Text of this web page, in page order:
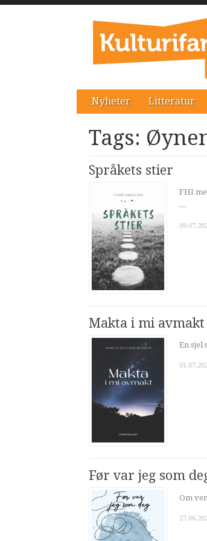
Nyheter Litteratur
Tags:
Språkets stier
FHI
...
Makta i mi avmakt
En sjel
Før var jeg som
Om